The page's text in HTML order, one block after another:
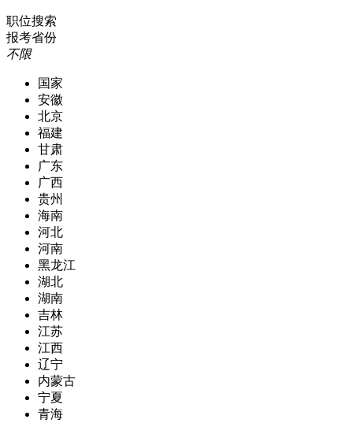
职位搜索
报考省份
不限
国家
安徽
北京
福建
甘肃
广东
广西
贵州
海南
河北
河南
黑龙江
湖北
湖南
吉林
江苏
江西
辽宁
内蒙古
宁夏
青海